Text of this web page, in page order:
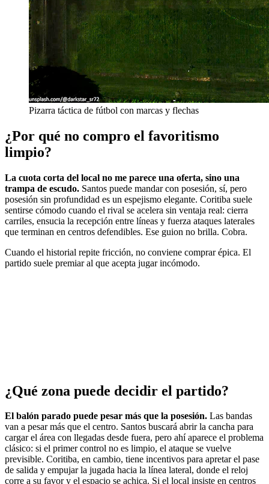
Pizarra táctica de fútbol con marcas y flechas
¿Por qué no compro el favoritismo
limpio?
La cuota corta del local no me parece una oferta, sino una
trampa de escudo. Santos puede mandar con posesión, sí, pero
posesión sin profundidad es un espejismo elegante. Coritiba suele
sentirse cómodo cuando el rival se acelera sin ventaja real: cierra
carriles, ensucia la recepción entre líneas y fuerza ataques laterales
que terminan en centros defendibles. Ese guion no brilla. Cobra.
Cuando el historial repite fricción, no conviene comprar épica. El
partido suele premiar al que acepta jugar incómodo.
¿Qué zona puede decidir el partido?
El balón parado puede pesar más que la posesión. Las bandas
van a pesar más que el centro. Santos buscará abrir la cancha para
cargar el área con llegadas desde fuera, pero ahí aparece el problema
clásico: si el primer control no es limpio, el ataque se vuelve
previsible. Coritiba, en cambio, tiene incentivos para apretar el pase
de salida y empujar la jugada hacia la línea lateral, donde el reloj
corre a su favor y el espacio se achica. Si el local insiste en centros